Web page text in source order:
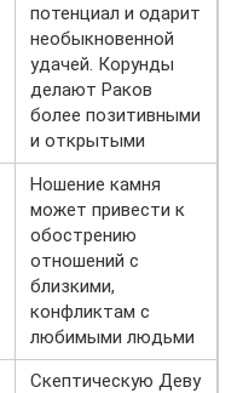
потенциал и одарит
необыкновенной
удачей. Корунды
делают Раков
более позитивными
и открытыми
Ношение камня
может привести к
обострению
отношений с
близкими,
конфликтам с
любимыми людьми
Скептическую Деву